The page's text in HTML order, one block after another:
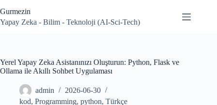
to
content
Gurmezin
Yapay Zeka - Bilim - Teknoloji (AI-Sci-Tech)
Yerel Yapay Zeka Asistanınızı Oluşturun: Python, Flask ve
Ollama ile Akıllı Sohbet Uygulaması
admin
2026-06-30
kod, Programming, python, Türkçe